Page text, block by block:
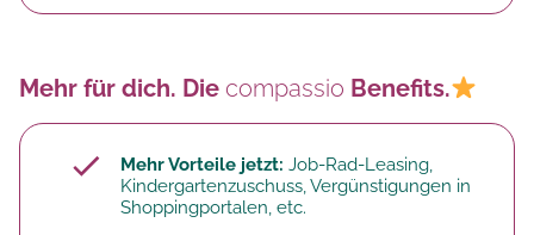
Mehr für dich. Die compassio Benefits.
Mehr Vorteile jetzt: Job-Rad-Leasing,
Kindergartenzuschuss, Vergünstigungen in
Shoppingportalen, etc.